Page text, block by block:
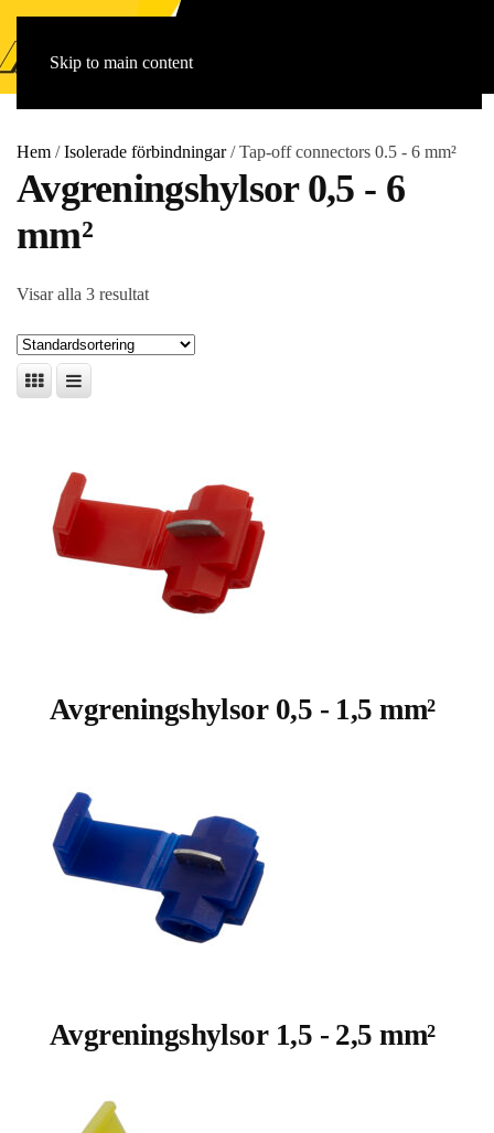
Skip to main content
Hem /Isolerade förbindningar/ Tap-off connectors 0.5 - 6 mm²
Avgreningshylsor 0,5 - 6
mm²
Visar alla 3 resultat
Avgreningshylsor 0,5 - 1,5 mm²
Avgreningshylsor 1,5 - 2,5 mm²